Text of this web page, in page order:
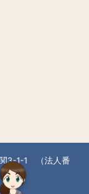
3-1-1 （法人番